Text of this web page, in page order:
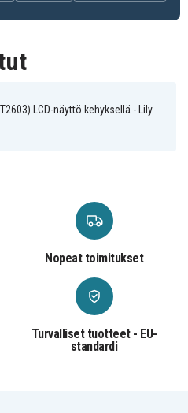
LCD-näyttö kehyksellä - Lily
Nopeat toimitukset
Turvalliset tuotteet - EU-
standardi